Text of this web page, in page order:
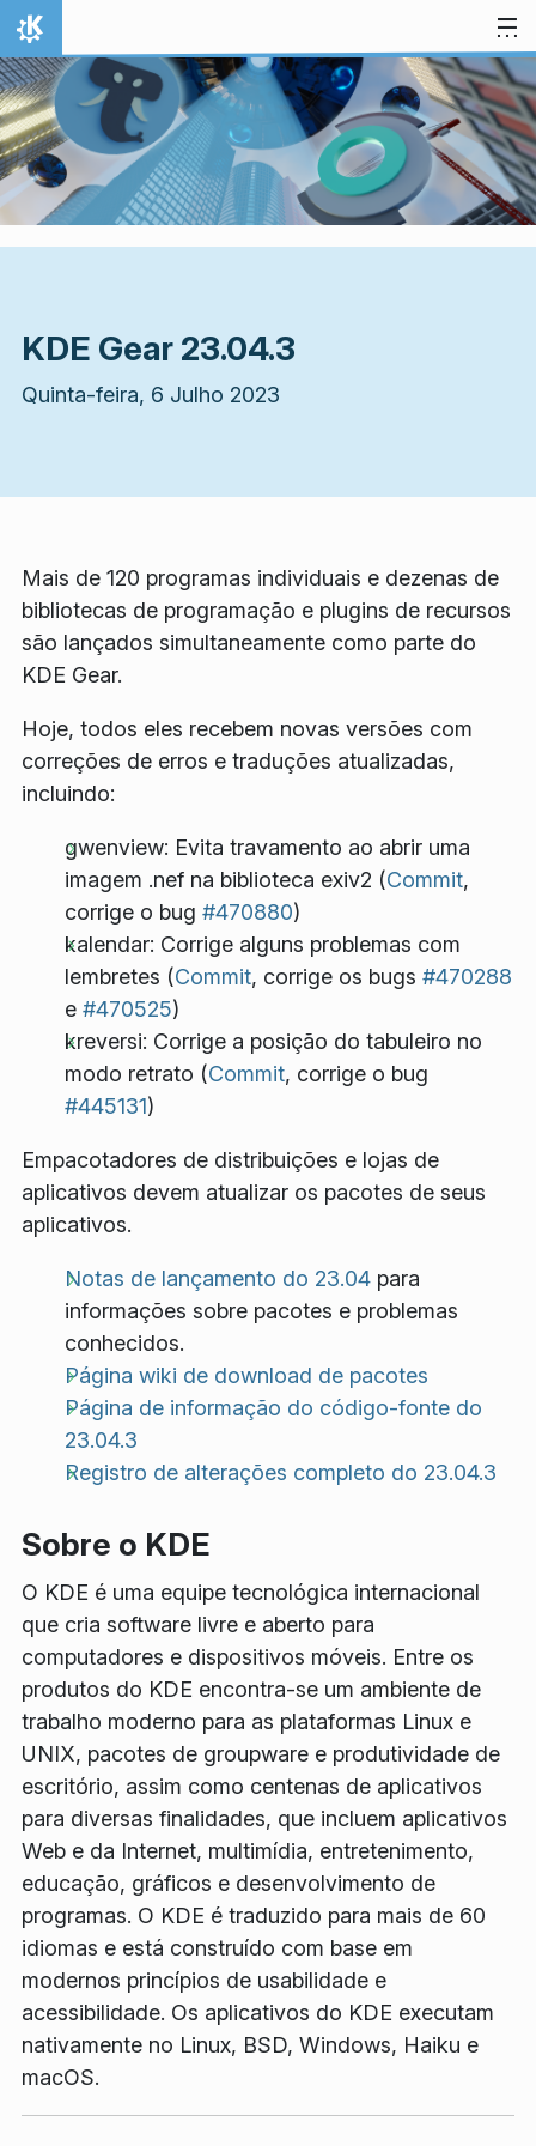
Ir para o conteúdo
Início
KDE Gear 23.04.3
Quinta-feira, 6 Julho 2023
Mais de 120 programas individuais e dezenas de
bibliotecas de programação e plugins de recursos
são lançados simultaneamente como parte do
KDE Gear.
Hoje, todos eles recebem novas versões com
correções de erros e traduções atualizadas,
incluindo:
gwenview: Evita travamento ao abrir uma
imagem .nef na biblioteca exiv2 (Commit,
corrige o bug #470880)
kalendar: Corrige alguns problemas com
lembretes (Commit, corrige os bugs #470288
e #470525)
kreversi: Corrige a posição do tabuleiro no
modo retrato (Commit, corrige o bug
#445131)
Empacotadores de distribuições e lojas de
aplicativos devem atualizar os pacotes de seus
aplicativos.
Notas de lançamento do 23.04 para
informações sobre pacotes e problemas
conhecidos.
Página wiki de download de pacotes
Página de informação do código-fonte do
23.04.3
Registro de alterações completo do 23.04.3
Sobre o KDE
O KDE é uma equipe tecnológica internacional
que cria software livre e aberto para
computadores e dispositivos móveis. Entre os
produtos do KDE encontra-se um ambiente de
trabalho moderno para as plataformas Linux e
UNIX, pacotes de groupware e produtividade de
escritório, assim como centenas de aplicativos
para diversas finalidades, que incluem aplicativos
Web e da Internet, multimídia, entretenimento,
educação, gráficos e desenvolvimento de
programas. O KDE é traduzido para mais de 60
idiomas e está construído com base em
modernos princípios de usabilidade e
acessibilidade. Os aplicativos do KDE executam
nativamente no Linux, BSD, Windows, Haiku e
macOS.